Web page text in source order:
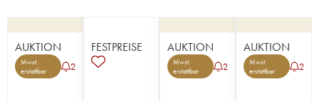
AUKTION
Mwst.
erstattbar
2
FESTPREISE AUKTION
Mwst.
erstattbar
2
AUKTION
Mwst.
erstattbar
2